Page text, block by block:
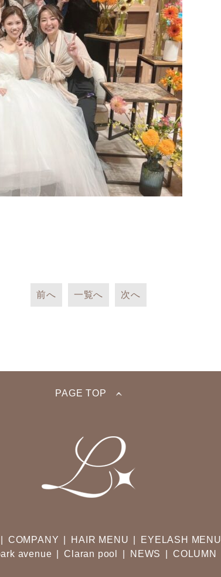
前へ 一覧へ 次へ
PAGE TOP
COMPANY HAIR MENU EYELASH MENU
avenue Claran pool NEWS COLUMN